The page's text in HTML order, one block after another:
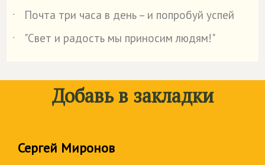
˙
Почта три часа в день – и попробуй успей
˙
"Свет и радость мы приносим людям!"
Добавь в закладки
Сергей Миронов